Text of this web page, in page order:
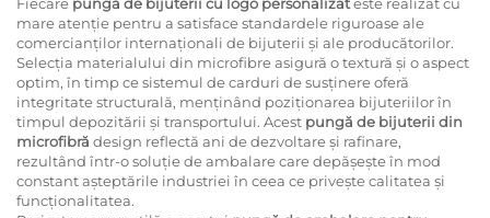
mare atenție pentru a satisface standardele riguroase ale
comercianților internaționali de bijuterii și ale producătorilor.
Selecția materialului din microfibre asigură o textură și o aspect
optim, în timp ce sistemul de carduri de susținere oferă
integritate structurală, menținând poziționarea bijuteriilor în
timpul depozitării și transportului. Acest pungă de bijuterii din
microfibră design reflectă ani de dezvoltare și rafinare,
rezultând într-o soluție de ambalare care depășește în mod
constant așteptările industriei în ceea ce privește calitatea și
funcționalitatea.